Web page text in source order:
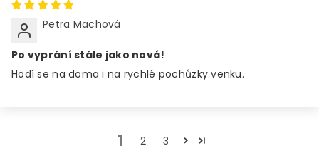
Petra Machová
Po vyprání stále jako nová!
Hodí se na doma i na rychlé pochůzky venku.
1 2 3